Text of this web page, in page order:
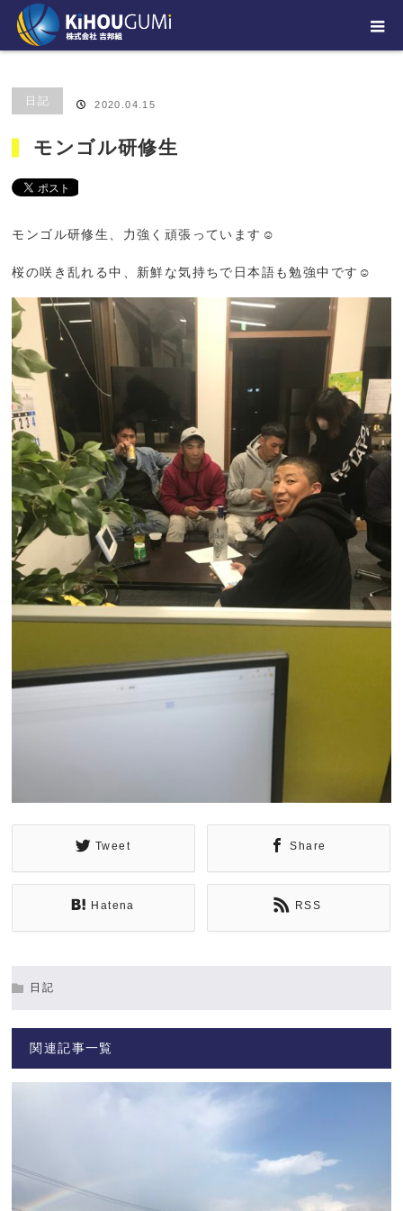
ホーム
ブログ
日記 モンゴル研修生
日記 2020.04.15
モンゴル研修生
モンゴル研修生、力強く頑張っています ☺️
桜の咲き乱れる中、新鮮な気持ちで日本語も勉強中です☺️
Tweet Share
Hatena RSS
日記
関連記事一覧